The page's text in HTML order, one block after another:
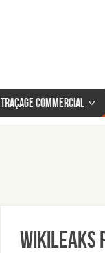
Traçage commercial
Wikileaks